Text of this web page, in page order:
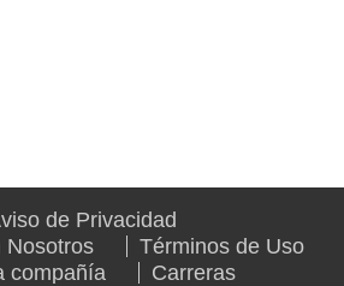
de Privacidad
Nosotros
Términos de Uso
compañía
Carreras